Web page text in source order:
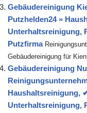
Gebäudereinigung
Putzhelden24 »
Unterhaltsreinigung,
Putzfirma
Gebäudereinigung für
Gebäudereinigung
Haushaltsreinigung,
Unterhaltsreinigung,